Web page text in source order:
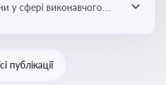
у сфері виконавчого
державних і
публікації